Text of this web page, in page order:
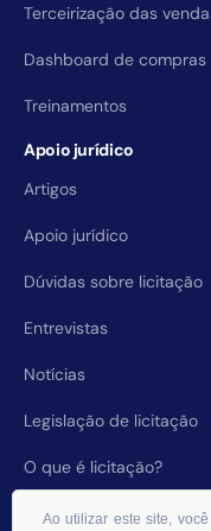
Terceirização das
Dashboard de
Treinamentos
Apoio jurídico
Artigos
Apoio jurídico
Dúvidas sobre licitação
Entrevistas
Notícias
Legislação de licitação
O que é licitação?
Ao utilizar este site,